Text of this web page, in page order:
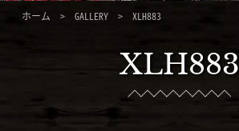
ホーム > GALLERY> XLH883
XLH883